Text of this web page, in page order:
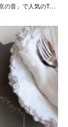
の音」で人気のT…